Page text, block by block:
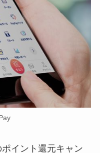
イント還元キャン